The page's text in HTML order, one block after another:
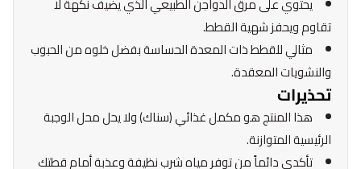
تقاوم ويحفز شهية القطط.
مثالي للقطط ذات المعدة الحساسة بفضل خلوه من الحبوب
والنشويات المعقدة.
تحذيرات
هذا المنتج هو مكمل غذائي (سناك) ولا يحل محل الوجبة
الرئيسية المتوازنة.
تأكدي دائماً من توفر مياه شرب نظيفة وعذبة أمام قطتك